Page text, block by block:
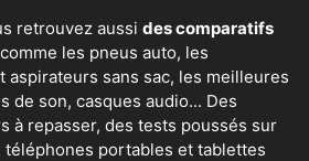
retrouvez aussi des comparatifs
comme les pneus auto, les
aspirateurs sans sac, les meilleures
de son, casques audio... Des
à repasser, des tests poussés sur
téléphones portables et tablettes